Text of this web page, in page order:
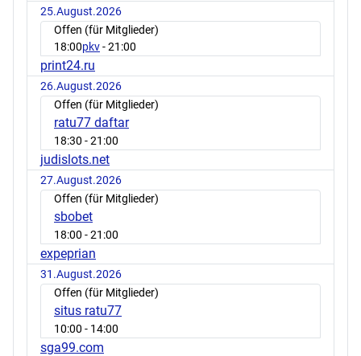
25.August.2026
Offen (für Mitglieder)
18:00pkv- 21:00
print24.ru
26.August.2026
Offen (für Mitglieder)
ratu77 daftar
18:30 - 21:00
judislots.net
27.August.2026
Offen (für Mitglieder)
sbobet
18:00 - 21:00
expeprian
31.August.2026
Offen (für Mitglieder)
situs ratu77
10:00 - 14:00
sga99.com